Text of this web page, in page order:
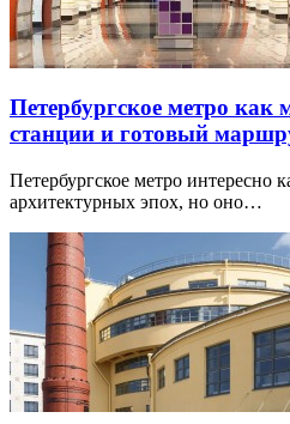
Петербургское метро как
станции и готовый
Петербургское метро интересно
архитектурных эпох, но оно…